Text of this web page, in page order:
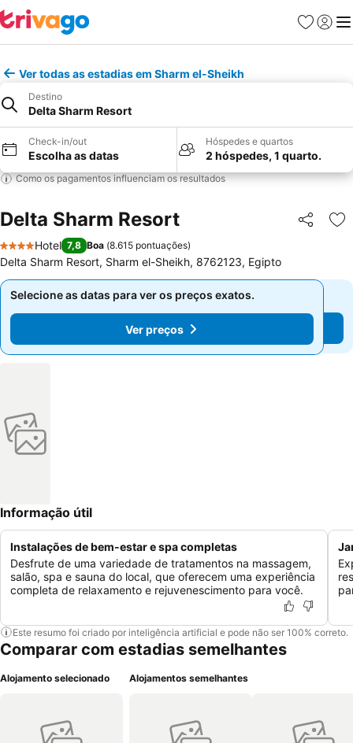
Favoritos
Iniciar
Ver todas as estadias em Sharm el-Sheikh
Destino
Delta Sharm Resort
Check-in/out
Escolha as datas
Hóspedes e quartos
2 hóspedes, 1 quarto.
Como os pagamentos influenciam os resultados
Delta Sharm Resort Partilhar
4 Estrelas
Hotel 7,8 Boa (8.615 pontuações)
Delta Sharm Resort, Sharm el-Sheikh, 8762123, Egipto
Selecione as datas para ver os preços exatos.
Ver preços
Selecione as datas para ver os preços exatos.
Ver preços
Informação útil
Instalações de bem-estar e spa completas
Desfrute de uma variedade de tratamentos na massagem,
salão, spa e sauna do local, que oferecem uma experiência
completa de relaxamento e rejuvenescimento para você.
Este resumo foi criado por inteligência artificial e pode não ser 100% correto.
Comparar com estadias semelhantes
Alojamento selecionado Alojamentos semelhantes